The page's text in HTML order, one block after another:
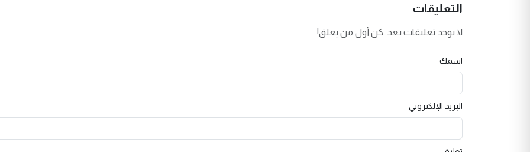
التعليقات
لا توجد تعليقات بعد. كن أول من يعلق!
اسمك
البريد الإلكتروني